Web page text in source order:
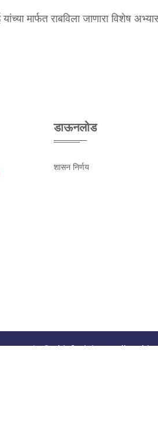
मार्फत राबविला जाणारा विशेष
डाऊनलोड
शासन निर्णय
Copyright ©Chief Minister Fellowship